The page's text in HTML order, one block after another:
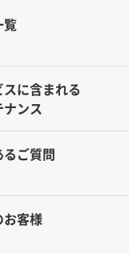
覧
スに含まれる
ナンス
るご質問
お客様